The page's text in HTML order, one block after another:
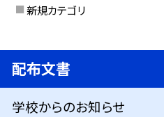
新規カテゴリ
配布文書
学校からのお知らせ